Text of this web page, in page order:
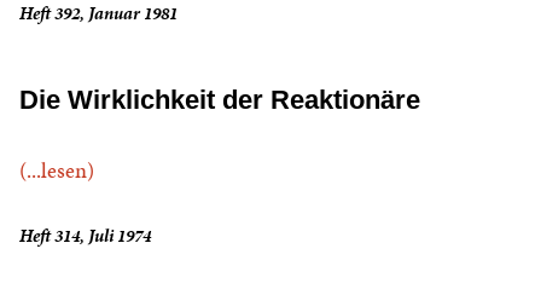
Heft 392, Januar 1981
Die Wirklichkeit der Reaktionäre
(...lesen)
Heft 314, Juli 1974